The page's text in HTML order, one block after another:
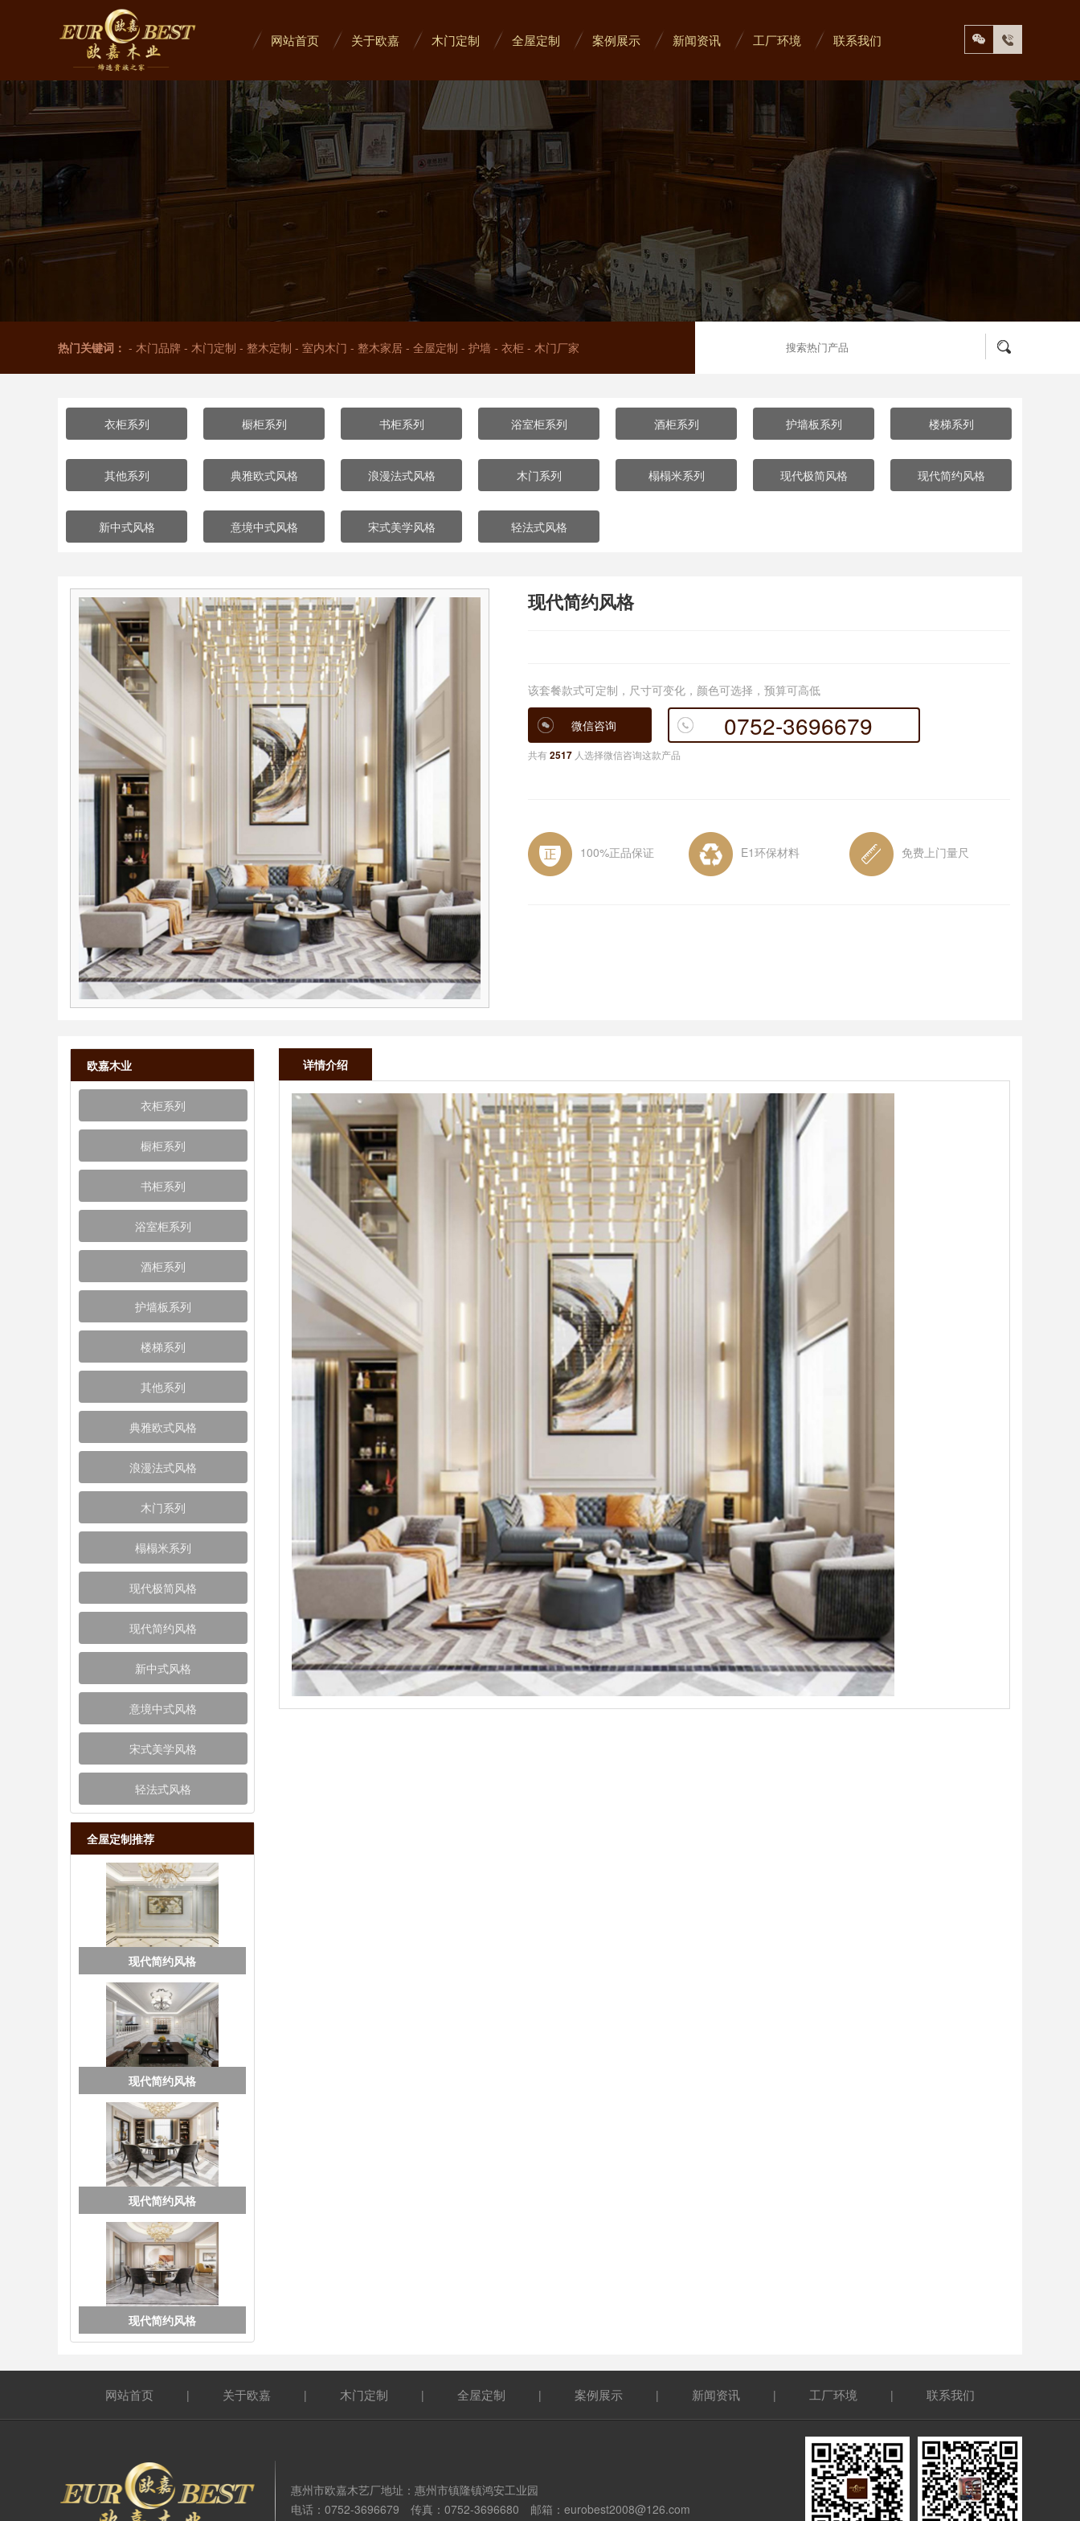
网站首页 关于欧嘉 木门定制 全屋定制 案例展示 新闻资讯 工厂环境 联系我们
热门关键词： - 木门品牌 - 木门定制 - 整木定制 - 室内木门 - 整木家居 - 全屋定制 - 护墙 - 衣柜 - 木门厂家
衣柜系列 橱柜系列 书柜系列 浴室柜系列 酒柜系列 护墙板系列 楼梯系列
其他系列 典雅欧式风格 浪漫法式风格 木门系列 榻榻米系列 现代极简风格 现代简约风格
新中式风格 意境中式风格 宋式美学风格 轻法式风格
现代简约风格
该套餐款式可定制，尺寸可变化，颜色可选择，预算可高低
微信咨询 0752-3696679
共有2517 人选择微信咨询这款产品
100%正品保证 E1环保材料 免费上门量尺
欧嘉木业
衣柜系列
橱柜系列
书柜系列
浴室柜系列
酒柜系列
护墙板系列
楼梯系列
其他系列
典雅欧式风格
浪漫法式风格
木门系列
榻榻米系列
现代极简风格
现代简约风格
新中式风格
意境中式风格
宋式美学风格
轻法式风格
全屋定制推荐
现代简约风格
现代简约风格
现代简约风格
现代简约风格
详情介绍
网站首页 | 关于欧嘉 | 木门定制 | 全屋定制 | 案例展示 | 新闻资讯 | 工厂环境 | 联系我们
惠州市欧嘉木艺厂地址：惠州市镇隆镇鸿安工业园
电话：0752-3696679 传真：0752-3696680 邮箱： eurobest2008@126.com